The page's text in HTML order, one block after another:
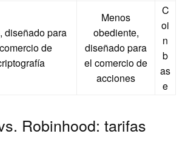
diseñado para
de
Menos
obediente,
diseñado para
el comercio de
acciones
C
oi
n
b
as
e
Robinhood: tarifas